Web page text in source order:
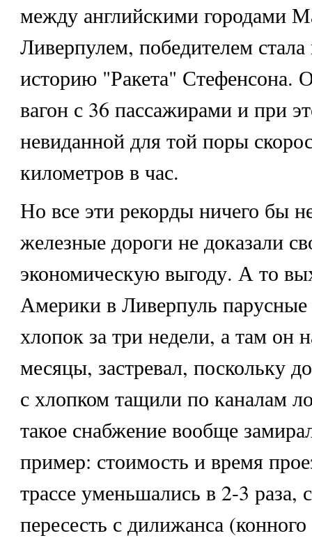
между английскими городами
Ливерпулем, победителем
историю "Ракета" Стефенсона.
вагон с 36 пассажирами и при
невиданной для той поры
километров в час.
Но все эти рекорды ничего бы
железные дороги не доказали
экономическую выгоду. А то
Америки в Ливерпуль парусные
хлопок за три недели, а там он
месяцы, застревал, поскольку
с хлопком тащили по каналам
такое снабжение вообще
пример: стоимость и время
трассе уменьшались в 2-3 раза,
пересесть с дилижанса